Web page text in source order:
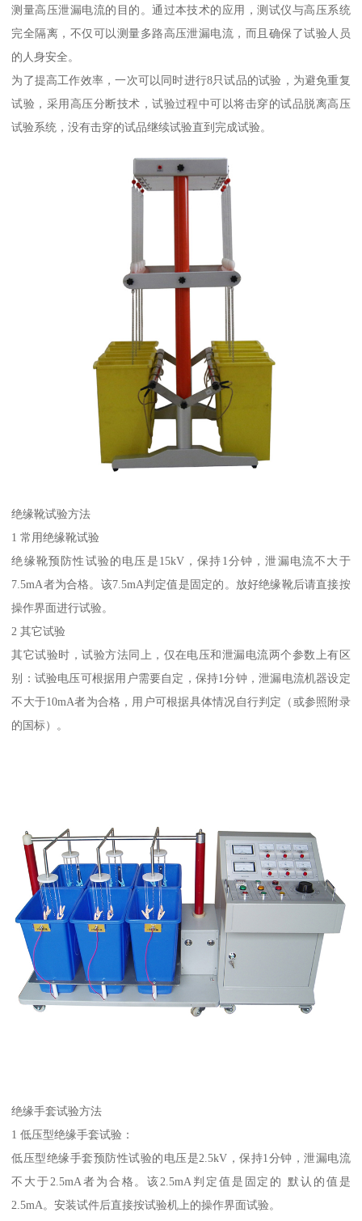
测量高压泄漏电流的目的。通过本技术的应用，测试仪与高压系统
完全隔离，不仅可以测量多路高压泄漏电流，而且确保了试验人员
的人身安全。
为了提高工作效率，一次可以同时进行8只试品的试验，为避免重复
试验，采用高压分断技术，试验过程中可以将击穿的试品脱离高压
试验系统，没有击穿的试品继续试验直到完成试验。
绝缘靴试验方法
1 常用绝缘靴试验
绝缘靴预防性试验的电压是15kV，保持1分钟，泄漏电流不大于
7.5mA者为合格。该7.5mA判定值是固定的。放好绝缘靴后请直接按
操作界面进行试验。
2 其它试验
其它试验时，试验方法同上，仅在电压和泄漏电流两个参数上有区
别：试验电压可根据用户需要自定，保持1分钟，泄漏电流机器设定
不大于10mA者为合格，用户可根据具体情况自行判定（或参照附录
的国标）。
绝缘手套试验方法
1 低压型绝缘手套试验：
低压型绝缘手套预防性试验的电压是2.5kV，保持1分钟，泄漏电流
不大于2.5mA者为合格。该2.5mA判定值是固定的 默认的值是
2.5mA。安装试件后直接按试验机上的操作界面试验。